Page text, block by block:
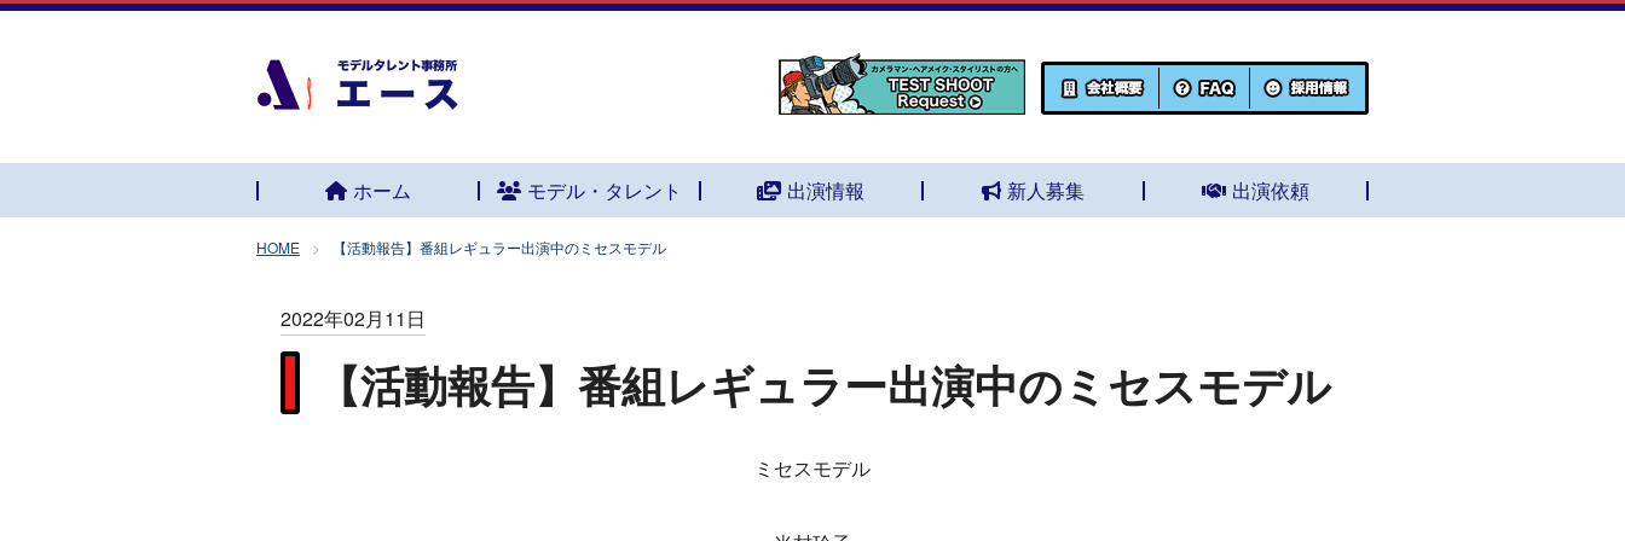
ホーム モデル・タレント 出演情報 新人募集 出演依頼
HOME 【活動報告】番組レギュラー出演中のミセスモデル
2022年02月11日
【活動報告】番組レギュラー出演中のミセスモデル
ミセスモデル